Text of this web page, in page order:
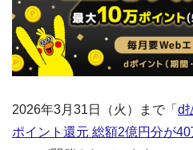
2026年3月31日（火）まで「 d
ポイント還元 総額2億円分が